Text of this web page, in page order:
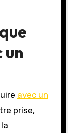
un
avec un
prise,